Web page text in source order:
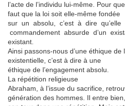
l’acte de l’individu lui-même. Pour
faut que la loi soit elle-même fondée
sur un absolu, c’est à dire
commandement absurde d’un
existant.
Ainsi passons-nous d’une éthique
existentielle, c’est à dire à une
éthique de l’engagement absolu.
La répétition religieuse
Abraham, à l’issue du sacrifice,
génération des hommes. Il entre